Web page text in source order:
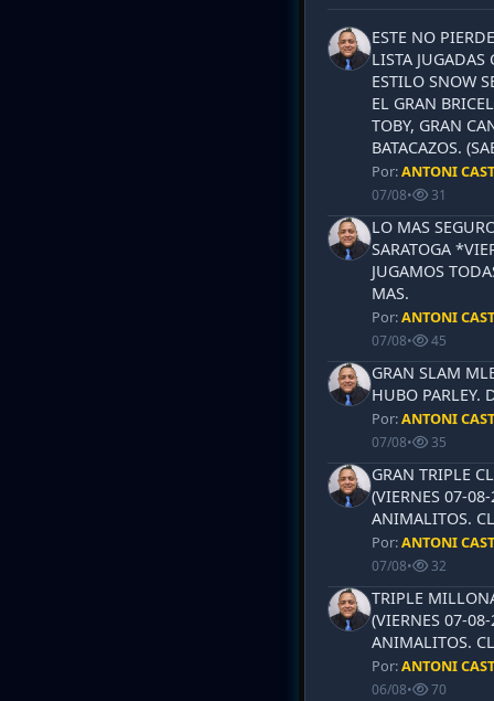
ESTE NO
LISTA JUGADAS
ESTILO SNOW
EL GRAN
TOBY, GRAN
BATACAZOS.
Por:ANTONI
07/08• 31
LO MAS
SARATOGA
JUGAMOS
MAS.
Por:ANTONI
07/08• 45
GRAN SLAM
HUBO PARLEY.
Por:ANTONI
07/08• 35
GRAN TRIPLE
(VIERNES 07-
ANIMALITOS.
Por:ANTONI
07/08• 32
TRIPLE
(VIERNES 07-
ANIMALITOS.
Por:ANTONI
06/08• 70